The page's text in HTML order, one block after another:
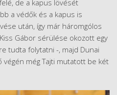
de a kapus lövését
a védők és a kapus is
után, így már háromgólos
Gábor sérülése okozott egy
tudta folytatni -, majd Dunai
még Tajti mutatott be két